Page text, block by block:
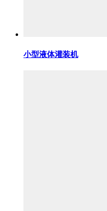
小型液体灌装机